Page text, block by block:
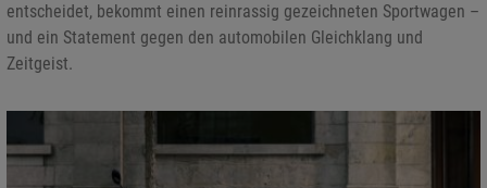
entscheidet, bekommt einen reinrassig gezeichneten Sportwagen –
und ein Statement gegen den automobilen Gleichklang und
Zeitgeist.